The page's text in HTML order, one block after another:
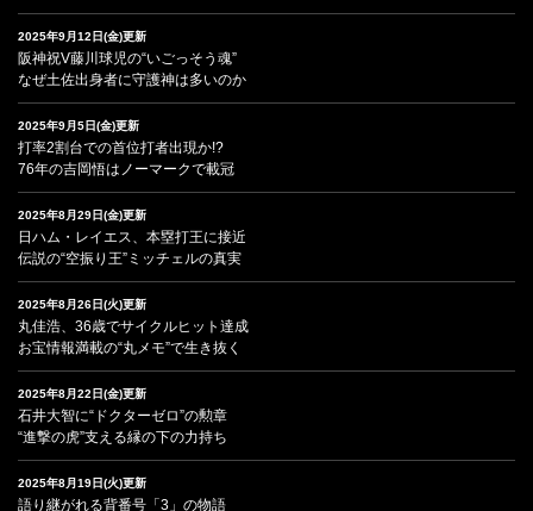
2025年9月12日(金)更新
阪神祝V藤川球児の“いごっそう魂”
なぜ土佐出身者に守護神は多いのか
2025年9月5日(金)更新
打率2割台での首位打者出現か!?
76年の吉岡悟はノーマークで載冠
2025年8月29日(金)更新
日ハム・レイエス、本塁打王に接近
伝説の“空振り王”ミッチェルの真実
2025年8月26日(火)更新
丸佳浩、36歳でサイクルヒット達成
お宝情報満載の“丸メモ”で生き抜く
2025年8月22日(金)更新
石井大智に“ドクターゼロ”の勲章
“進撃の虎”支える縁の下の力持ち
2025年8月19日(火)更新
語り継がれる背番号「3」の物語